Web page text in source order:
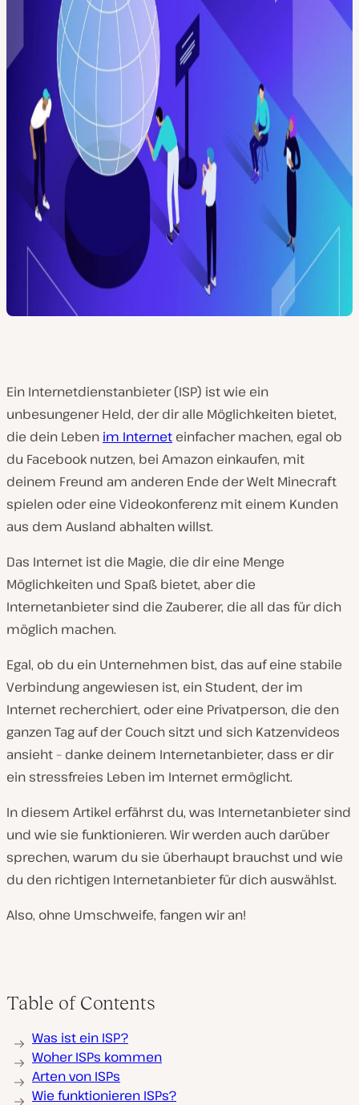
Ein Internetdienstanbieter (ISP) ist wie ein
unbesungener Held, der dir alle Möglichkeiten bietet,
die dein Leben im Internet einfacher machen, egal ob
du Facebook nutzen, bei Amazon einkaufen, mit
deinem Freund am anderen Ende der Welt Minecraft
spielen oder eine Videokonferenz mit einem Kunden
aus dem Ausland abhalten willst.
Das Internet ist die Magie, die dir eine Menge
Möglichkeiten und Spaß bietet, aber die
Internetanbieter sind die Zauberer, die all das für dich
möglich machen.
Egal, ob du ein Unternehmen bist, das auf eine stabile
Verbindung angewiesen ist, ein Student, der im
Internet recherchiert, oder eine Privatperson, die den
ganzen Tag auf der Couch sitzt und sich Katzenvideos
ansieht – danke deinem Internetanbieter, dass er dir
ein stressfreies Leben im Internet ermöglicht.
In diesem Artikel erfährst du, was Internetanbieter sind
und wie sie funktionieren. Wir werden auch darüber
sprechen, warum du sie überhaupt brauchst und wie
du den richtigen Internetanbieter für dich auswählst.
Also, ohne Umschweife, fangen wir an!
Table of Contents
Was ist ein ISP?
Woher ISPs kommen
Arten von ISPs
Wie funktionieren ISPs?